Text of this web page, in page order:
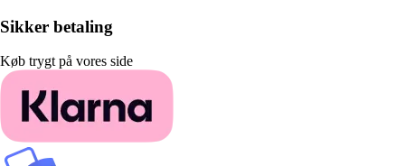
Sikker betaling
Køb trygt på vores side